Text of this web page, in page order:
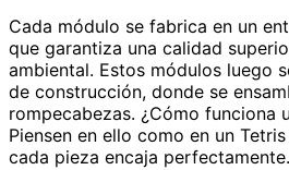
Cada módulo se fabrica en un
que garantiza una calidad
ambiental. Estos módulos luego
de construcción, donde se
rompecabezas. ¿Cómo funciona
Piensen en ello como en un
cada pieza encaja perfectamente.